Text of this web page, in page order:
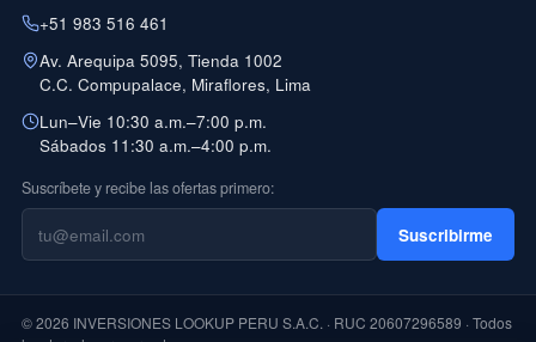
+51 983 516 461
Av. Arequipa 5095, Tienda 1002
C.C. Compupalace, Miraflores, Lima
Lun–Vie 10:30 a.m.–7:00 p.m.
Sábados 11:30 a.m.–4:00 p.m.
Suscríbete y recibe las ofertas primero:
Suscribirme
© 2026 INVERSIONES LOOKUP PERU S.A.C. · RUC 20607296589 · Todos